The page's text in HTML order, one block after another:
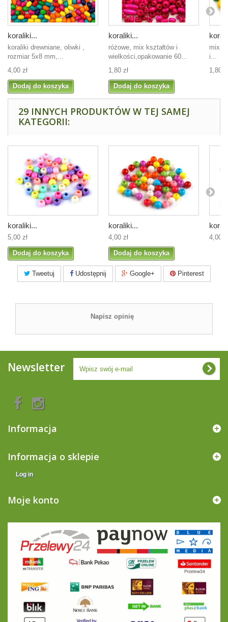
koraliki...
koraliki drewniane, oliwki ,
rozmiar 5x8 mm,...
4,00 zł
Dodaj do koszyka
koraliki...
różowe, mix kształtów i
wielkości,opakowanie 60...
1,80 zł
Dodaj do koszyka
mix
i...
1,80
29 INNYCH PRODUKTÓW W TEJ SAMEJ
KATEGORII:
koraliki...
5,00 zł
Dodaj do koszyka
koraliki...
4,00 zł
Dodaj do koszyka
4,00
Tweetuj Udostępnij Google+ Pinterest
Napisz opinię
Newsletter
Informacja
Informacja o sklepie
Log in
Moje konto